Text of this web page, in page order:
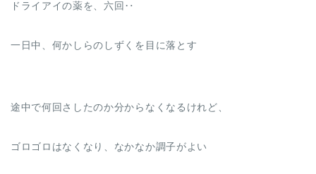
ドライアイの薬を、六回‥
一日中、何かしらのしずくを目に落とす
途中で何回さしたのか分からなくなるけれど、
ゴロゴロはなくなり、なかなか調子がよい